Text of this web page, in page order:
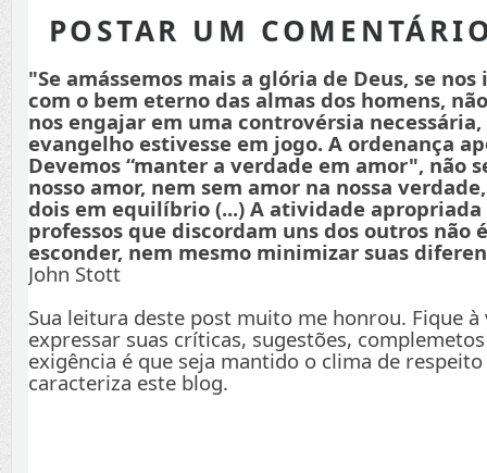
POSTAR UM
"Se amássemos mais a glória de Deus, se
com o bem eterno das almas dos homens,
nos engajar em uma controvérsia
evangelho estivesse em jogo. A ordenança
Devemos “manter a verdade em amor", não
nosso amor, nem sem amor na nossa
dois em equilíbrio (...) A atividade apropriada
professos que discordam uns dos outros não
esconder, nem mesmo minimizar suas
John Stott
Sua leitura deste post muito me honrou. Fique à
expressar suas críticas, sugestões,
exigência é que seja mantido o clima de
caracteriza este blog.